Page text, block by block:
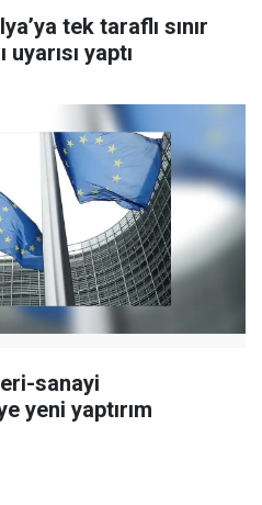
tek taraflı sınır
yaptı
sanayi
yeni yaptırım